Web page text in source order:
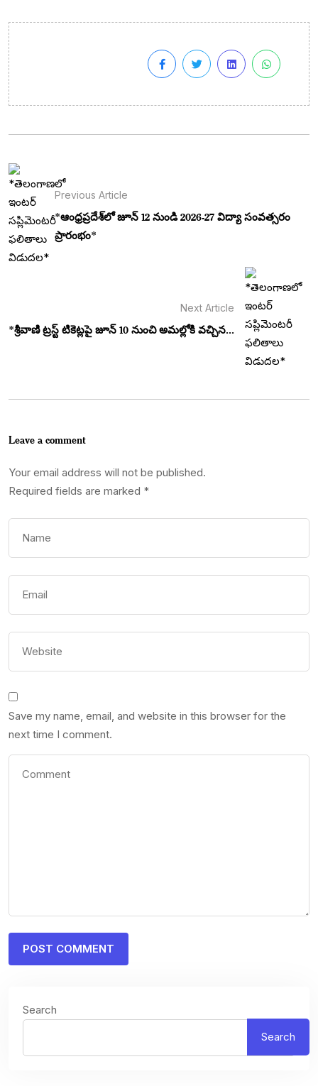
Previous Article
*ఆంధ్రప్రదేశ్‌లో జూన్ 12 నుండి 2026-27 విద్యా సంవత్సరం
ప్రారంభం*
Next Article
*శ్రీవాణి ట్రస్ట్ టికెట్లపై జూన్ 10 నుంచి అమల్లోకి వచ్చిన...
Leave a comment
Your email address will not be published.
Required fields are marked *
Save my name, email, and website in this browser for the
next time I comment.
Search
Search